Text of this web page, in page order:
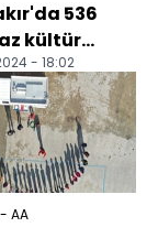
536
kültür
tespiti ve
- 18:02
AA